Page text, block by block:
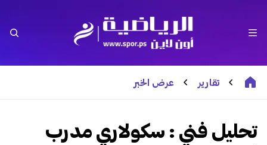
تقارير عرض الخبر
تحليل فني : سكولاري مدرب